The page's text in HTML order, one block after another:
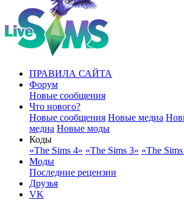
ПРАВИЛА САЙТА
Форум
Новые сообщения
Что нового?
Новые сообщения Новые медиа
медиа Новые моды
Коды
«The Sims 4» «The Sims 3» «The
Моды
Последние рецензии
Друзья
VK